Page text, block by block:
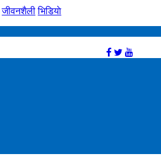
जीवनशैली भिडियाे